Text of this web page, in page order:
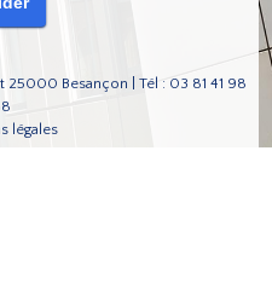
25000 Besançon | Tél : 03 81 41 98
légales